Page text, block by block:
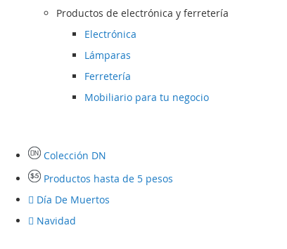
Productos de electrónica y ferretería
Electrónica
Lámparas
Ferretería
Mobiliario para tu negocio
Colección DN
Productos hasta de 5 pesos
Día De Muertos
Navidad